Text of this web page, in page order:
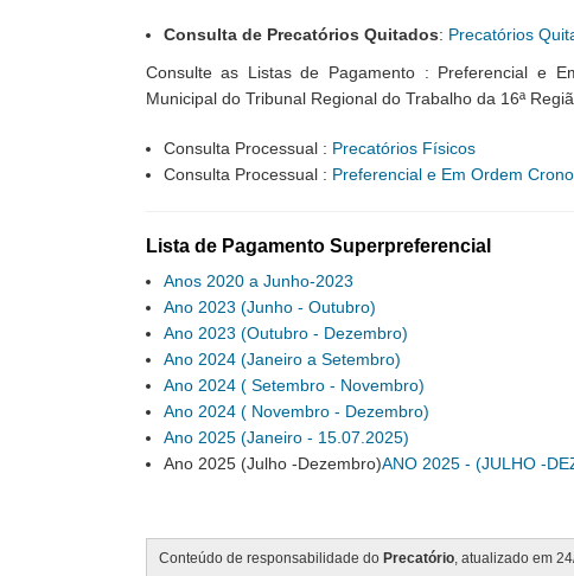
Consulta de Precatórios Quitados: Precatórios
Consulte as Listas de Pagamento : Preferencial e
Municipal do Tribunal Regional do Trabalho da 16ª
Consulta Processual : Precatórios Físicos
Consulta Processual : Preferencial e Em Ordem
Lista de Pagamento Superpreferencial
Anos 2020 a Junho-2023
Ano 2023 (Junho - Outubro)
Ano 2023 (Outubro - Dezembro)
Ano 2024 (Janeiro a Setembro)
Ano 2024 ( Setembro - Novembro)
Ano 2024 ( Novembro - Dezembro)
Ano 2025 (Janeiro - 15.07.2025)
Ano 2025 (Julho -Dezembro)ANO 2025 - (JULHO -
Conteúdo de responsabilidade do Precatório, atualizado em